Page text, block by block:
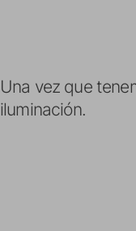
Una vez que
iluminación.